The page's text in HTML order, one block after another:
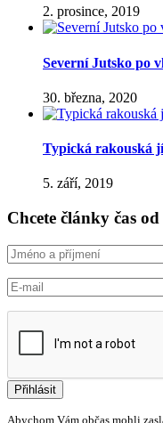
2. prosince, 2019
Severní Jutsko po
30. března, 2020
Typická rakouská
5. září, 2019
Chcete články čas
Abychom Vám občas mohli